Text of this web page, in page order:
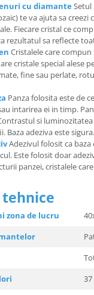
cu diamanteSetul
te va ajuta sa
Fiecare cristal ce
rezultatul sa reflecte
Cristalele care
cristale special alese
fine sau perlate,
Panza folosita este de
intarirea ei in timp.
si
Baza adeziva este sigura.
Adezivul folosit ca baza
Este folosit doar
panzei, cristalele
zona de lucru
37